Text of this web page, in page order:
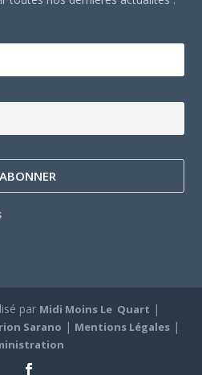
par Midi Moins Le Quart |
Sarano | Mentions Légales |